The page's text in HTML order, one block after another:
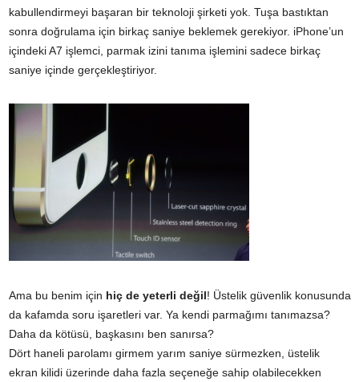
kabullendirmeyi başaran bir teknoloji şirketi yok. Tuşa bastıktan
sonra doğrulama için birkaç saniye beklemek gerekiyor. iPhone’un
içindeki A7 işlemci, parmak izini tanıma işlemini sadece birkaç
saniye içinde gerçekleştiriyor.
Ama bu benim için hiç de yeterli değil! Üstelik güvenlik konusunda
da kafamda soru işaretleri var. Ya kendi parmağımı tanımazsa?
Daha da kötüsü, başkasını ben sanırsa?
Dört haneli parolamı girmem yarım saniye sürmezken, üstelik
ekran kilidi üzerinde daha fazla seçeneğe sahip olabilecekken